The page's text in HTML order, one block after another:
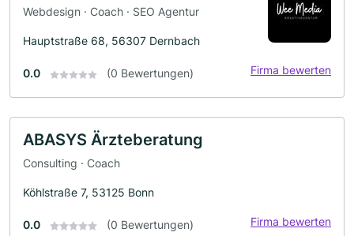
Webdesign · Coach · SEO Agentur
Hauptstraße 68, 56307 Dernbach
0.0 (0 Bewertungen) Firma bewerten
ABASYS Ärzteberatung
Consulting · Coach
Köhlstraße 7, 53125 Bonn
0.0 (0 Bewertungen) Firma bewerten